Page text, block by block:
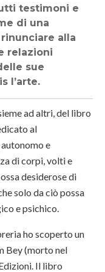
testimoni e
di una
alla
relazioni
sue
l’arte.
ad altri, del libro
al
e
di corpi, volti e
desiderose di
solo da ciò possa
e psichico.
ho scoperto un
Bey (morto nel
Il libro